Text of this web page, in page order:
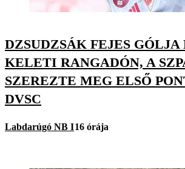
DZSUDZSÁK FEJES
KELETI RANGADÓN, A
SZEREZTE MEG ELSŐ
DVSC
Labdarúgó NB I16 órája